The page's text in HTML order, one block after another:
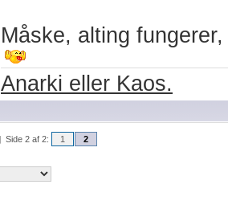
Måske, alting
Anarki eller Kaos.
Side 2 af 2: 1 2